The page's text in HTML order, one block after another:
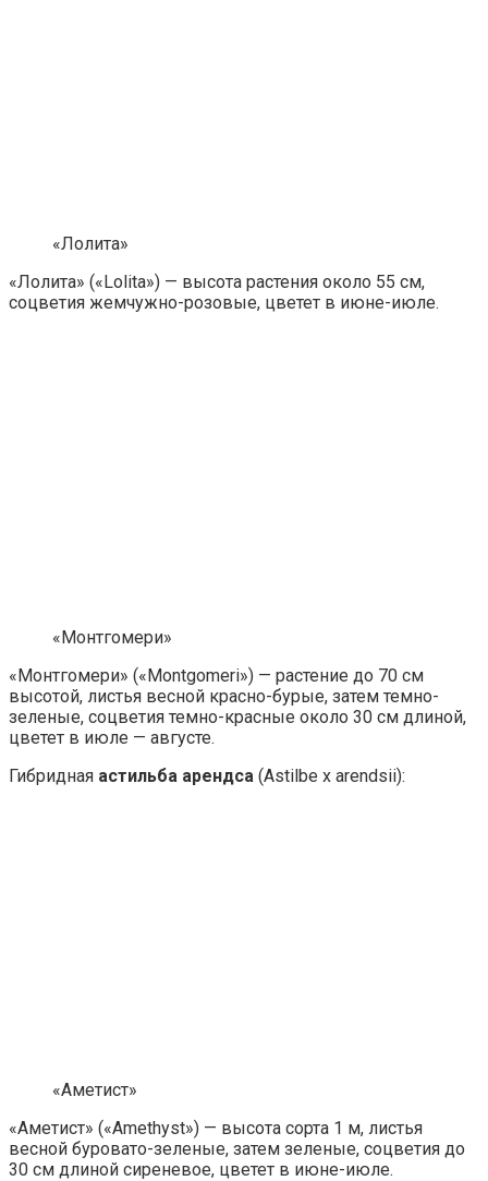
«Лолита»
«Лолита» («Lolita») — высота растения около 55 см,
соцветия жемчужно-розовые, цветет в июне-июле.
«Монтгомери»
«Монтгомери» («Montgomeri») — растение до 70 см
высотой, листья весной красно-бурые, затем темно-
зеленые, соцветия темно-красные около 30 см длиной,
цветет в июле — августе.
Гибридная астильба арендса (Astilbe x arendsii):
«Аметист»
«Аметист» («Amethyst») — высота сорта 1 м, листья
весной буровато-зеленые, затем зеленые, соцветия до
30 см длиной сиреневое, цветет в июне-июле.